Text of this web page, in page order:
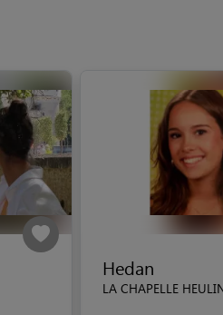
Hedan
LA CHAPELLE